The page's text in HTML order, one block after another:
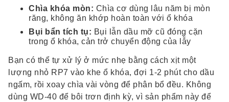
Chìa khóa mòn: Chìa cơ dùng lâu năm bị mòn
răng, không ăn khớp hoàn toàn với ổ khóa
Bụi bẩn tích tụ: Bụi lẫn dầu mỡ cũ đóng cặn
trong ổ khóa, cản trở chuyển động của lẫy
Bạn có thể tự xử lý ở mức nhẹ bằng cách xịt một
lượng nhỏ RP7 vào khe ổ khóa, đợi 1-2 phút cho dầu
ngấm, rồi xoay chìa vài vòng để phân bổ đều. Không
dùng WD-40 để bôi trơn định kỳ, vì sản phẩm này để